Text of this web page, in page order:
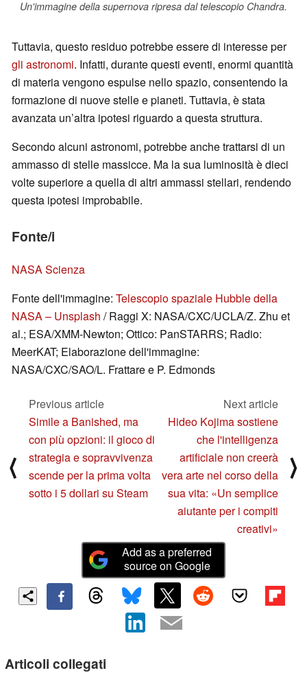
Un'immagine della supernova ripresa dal telescopio Chandra.
Tuttavia, questo residuo potrebbe essere di interesse per
gli astronomi. Infatti, durante questi eventi, enormi quantità
di materia vengono espulse nello spazio, consentendo la
formazione di nuove stelle e pianeti. Tuttavia, è stata
avanzata un’altra ipotesi riguardo a questa struttura.
Secondo alcuni astronomi, potrebbe anche trattarsi di un
ammasso di stelle massicce. Ma la sua luminosità è dieci
volte superiore a quella di altri ammassi stellari, rendendo
questa ipotesi improbabile.
Fonte/i
NASA Scienza
Fonte dell'immagine: Telescopio spaziale Hubble della
NASA – Unsplash / Raggi X: NASA/CXC/UCLA/Z. Zhu et
al.; ESA/XMM-Newton; Ottico: PanSTARRS; Radio:
MeerKAT; Elaborazione dell'immagine:
NASA/CXC/SAO/L. Frattare e P. Edmonds
⟨
Previous article
Simile a Banished, ma
con più opzioni: il gioco di
strategia e sopravvivenza
scende per la prima volta
sotto i 5 dollari su Steam
Next article
Hideo Kojima sostiene
che l'intelligenza
artificiale non creerà
vera arte nel corso della
sua vita: «Un semplice
aiutante per i compiti
creativi»
⟩
Add as a preferred
source on Google
Articoli collegati